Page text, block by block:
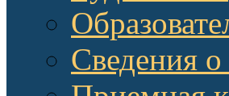
Сведения о